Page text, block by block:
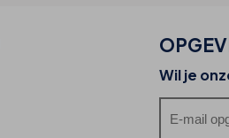
Ontdek de foodtrucks van
Wil je